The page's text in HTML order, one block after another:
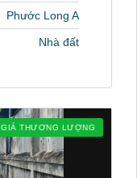
Phước Long A
Nhà đất
GIÁ THƯƠNG LƯỢNG